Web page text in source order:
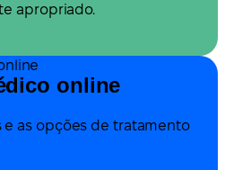
apropriado.
online
e as opções de tratamento